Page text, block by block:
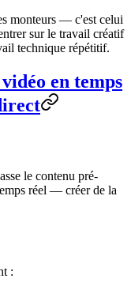
monteurs — c'est celui
sur le travail créatif
technique répétitif.
en temps
le contenu pré-
réel — créer de la
: